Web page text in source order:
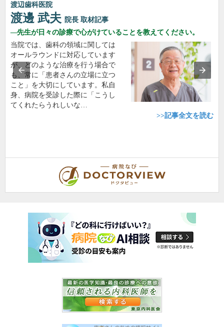
渡辺歯科医院
渡邊 武夫 院長 取材記事
先生が日々の診療で心がけていることを教えてください。
当院では、歯科の領域に関しては
オールラウンドに対応しています
が、どのような治療を行う場合で
も、常に「患者さんの立場に立つ
こと」を大切にしています。私自
身、病院を受診した際に「こうし
てくれたらうれしいな…
>>記事全文を読む